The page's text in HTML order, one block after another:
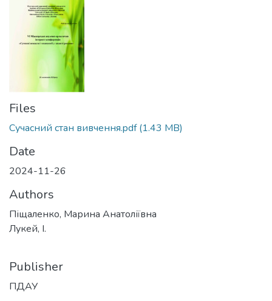
Files
Сучасний стан вивчення.pdf(1.43 MB)
Date
2024-11-26
Authors
Піщаленко, Марина Анатоліївна
Лукей, І.
Publisher
ПДАУ